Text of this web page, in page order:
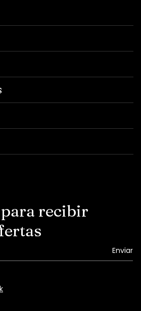
recibir